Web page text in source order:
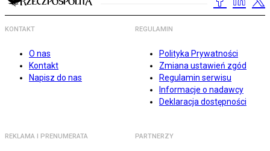
KONTAKT
O nas
Kontakt
Napisz do nas
REGULAMIN
Polityka Prywatności
Zmiana ustawień zgód
Regulamin serwisu
Informacje o nadawcy
Deklaracja dostępności
REKLAMA I PRENUMERATA PARTNERZY